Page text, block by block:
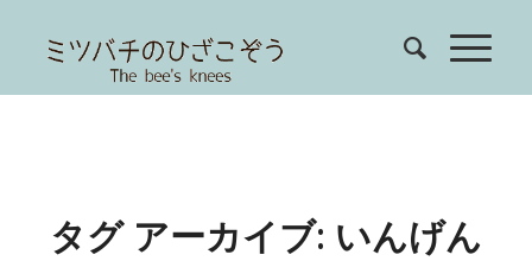
タグ アーカイブ: いんげん